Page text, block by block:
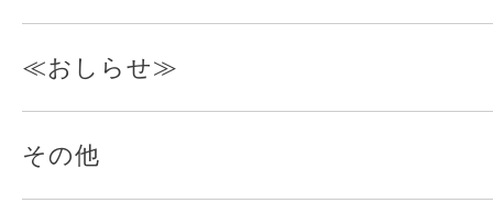
≪おしらせ≫
その他